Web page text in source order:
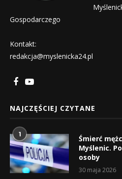
Gospodarczego
Kontakt:
redakcja@myslenicka24.pl
NAJCZĘŚCIEJ CZYTANE
1
Śmierć
Myślenic.
osoby
30 maja 2026